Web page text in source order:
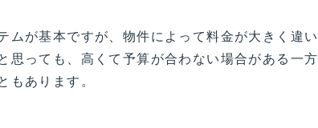
ムが基本ですが、物件によって料金が大きく違い
思っても、高くて予算が合わない場合がある一方
あります。